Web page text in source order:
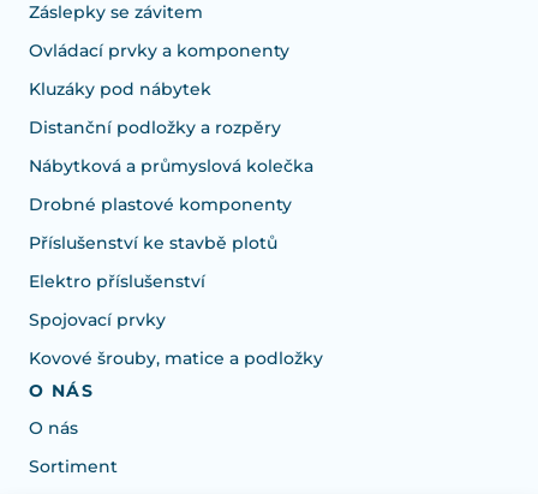
Záslepky se závitem
Ovládací prvky a komponenty
Kluzáky pod nábytek
Distanční podložky a rozpěry
Nábytková a průmyslová kolečka
Drobné plastové komponenty
Příslušenství ke stavbě plotů
Elektro příslušenství
Spojovací prvky
Kovové šrouby, matice a podložky
O NÁS
O nás
Sortiment